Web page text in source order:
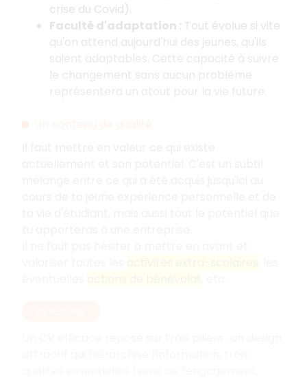
crise du Covid).
Faculté d'adaptation : Tout évolue si vite
qu'on attend aujourd'hui des jeunes, qu'ils